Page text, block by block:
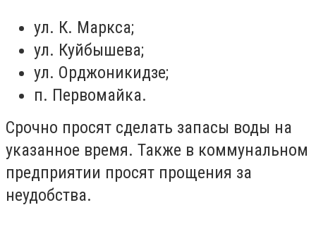
ул. К. Маркса;
ул. Куйбышева;
ул. Орджоникидзе;
п. Первомайка.
Срочно просят сделать запасы воды на
указанное время. Также в коммунальном
предприятии просят прощения за
неудобства.